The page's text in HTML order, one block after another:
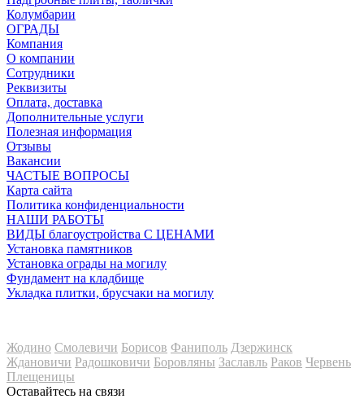
Колумбарии
ОГРАДЫ
Компания
О компании
Сотрудники
Реквизиты
Оплата, доставка
Дополнительные услуги
Полезная информация
Отзывы
Вакансии
ЧАСТЫЕ ВОПРОСЫ
Карта сайта
Политика конфиденциальности
НАШИ РАБОТЫ
ВИДЫ благоустройства С ЦЕНАМИ
Установка памятников
Установка ограды на могилу
Фундамент на кладбище
Укладка плитки, брусчаки на могилу
Жодино Смолевичи Борисов Фаниполь Дзержинск
Ждановичи Радошковичи Боровляны Заславль Раков Червень
Плещеницы
Оставайтесь на связи